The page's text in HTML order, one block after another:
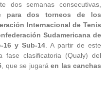
semanas consecutivas,
para dos torneos de los
Internacional de Tenis
Sudamericana de
16 y Sub-14 . A partir de este
fase clasificatoria (Qualy) del
, que se jugaráen las canchas